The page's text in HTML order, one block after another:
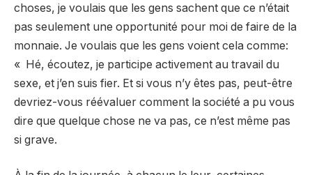
choses, je voulais que les gens sachent que ce n’était
pas seulement une opportunité pour moi de faire de la
monnaie. Je voulais que les gens voient cela comme:
« Hé, écoutez, je participe activement au travail du
sexe, et j’en suis fier. Et si vous n’y êtes pas, peut-être
devriez-vous réévaluer comment la société a pu vous
dire que quelque chose ne va pas, ce n’est même pas
si grave.